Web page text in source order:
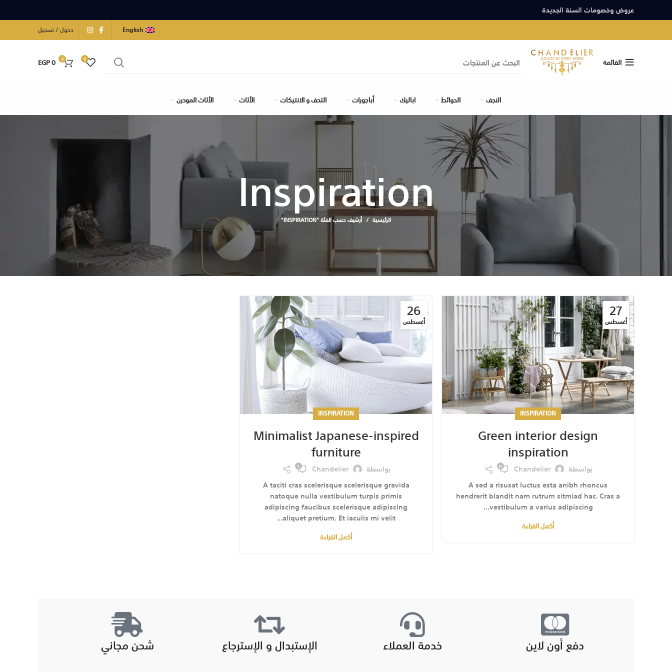
English دخول / تسجيل
القائمة 0
0
EGP0
النجف الحوائط اباليك أباجورات التحف و الانتيكات الأثاث الأثاث المودرن
Inspiration
الرئيسية أرشيف حسب الفئة "INSPIRATION"
27
أغسطس
INSPIRATION
Green interior design
inspiration
بواسطة Chandelier
0
A sed a risusat luctus esta anibh rhoncus
hendrerit blandit nam rutrum sitmiad hac. Cras a
vestibulum a varius adipiscing...
أكمل القراءة
26
أغسطس
INSPIRATION
Minimalist Japanese-inspired
furniture
بواسطة Chandelier
1
A taciti cras scelerisque scelerisque gravida
natoque nulla vestibulum turpis primis
adipiscing faucibus scelerisque adipiscing
aliquet pretium. Et iaculis mi velit...
أكمل القراءة
دفع أون لاين خدمة العملاء الإستبدال و الإسترجاع شحن مجاني
عروض وخصومات السنة الجديدة